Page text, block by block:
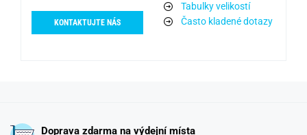
KONTAKTUJTE NÁS
Tabulky velikostí
Často kladené dotazy
Doprava zdarma na výdejní místa